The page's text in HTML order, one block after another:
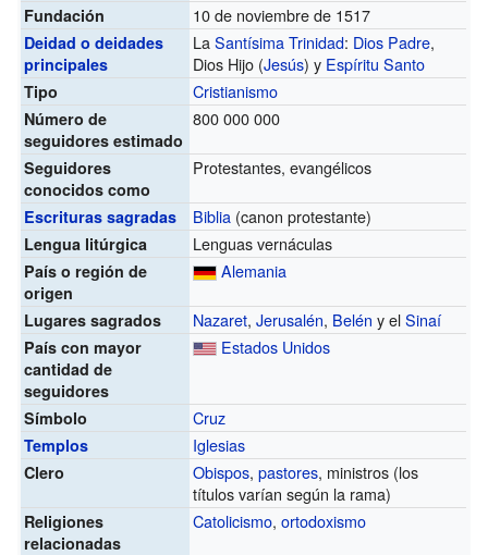
Fundación 10 de noviembre de 1517
Deidad o deidades
principales
LaSantísima Trinidad: Dios Padre,
Dios Hijo (Jesús) y Espíritu Santo
Tipo Cristianismo
Número de
seguidores estimado
800 000 000
Seguidores
conocidos como
Protestantes, evangélicos
Escrituras sagradas Biblia (canon protestante)
Lengua litúrgica Lenguas vernáculas
País o región de
origen
Alemania
Lugares sagrados Nazaret,Jerusalén, Belén y elSinaí
País con mayor
cantidad de
seguidores
Estados Unidos
Símbolo Cruz
Templos Iglesias
Clero Obispos,pastores, ministros (los
títulos varían según la rama)
Religiones
relacionadas
Catolicismo,ortodoxismo